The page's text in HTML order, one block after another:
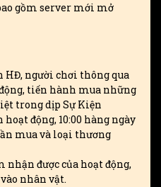
gồm server mới mở
HĐ, người chơi thông qua
tiến hành mua những
trong dịp Sự Kiện
động, 10:00 hàng ngày
mua và loại thương
nhận được của hoạt động,
nhân vật.